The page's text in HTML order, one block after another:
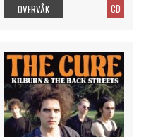
CD
OVERVÅK